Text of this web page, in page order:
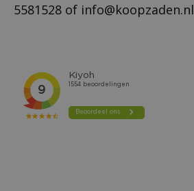
5581528 of info@koopzaden.nl